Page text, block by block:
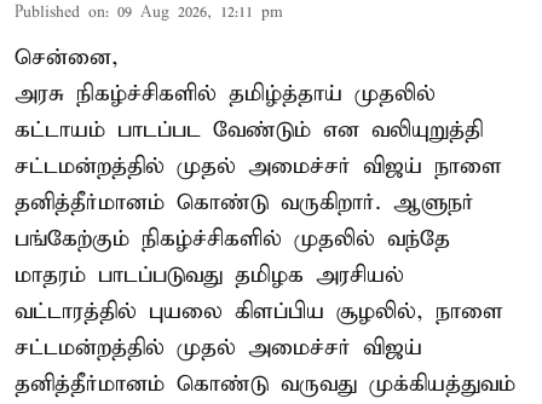
Published on: 09 Aug 2026, 12:11 pm
சென்னை,
அரசு நிகழ்ச்சிகளில் தமிழ்த்தாய் முதலில்
கட்டாயம் பாடப்பட வேண்டும் என வலியுறுத்தி
சட்டமன்றத்தில் முதல் அமைச்சர் விஜய் நாளை
தனித்தீர்மானம் கொண்டு வருகிறார். ஆளுநர்
பங்கேற்கும் நிகழ்ச்சிகளில் முதலில் வந்தே
மாதரம் பாடப்படுவது தமிழக அரசியல்
வட்டாரத்தில் புயலை கிளப்பிய சூழலில், நாளை
சட்டமன்றத்தில் முதல் அமைச்சர் விஜய்
தனித்தீர்மானம் கொண்டு வருவது முக்கியத்துவம்